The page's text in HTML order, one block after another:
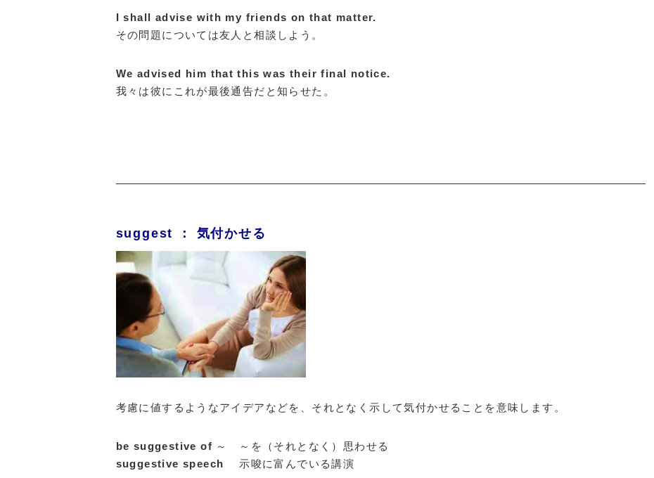
I shall advise with my friends on that matter.
その問題については友人と相談しよう。
We advised him that this was their final notice.
我々は彼にこれが最後通告だと知らせた。
suggest ： 気付かせる
考慮に値するようなアイデアなどを、それとなく示して気付かせることを意味します。
be suggestive of ～ ～を（それとなく）思わせる
suggestive speech 示唆に富んでいる講演